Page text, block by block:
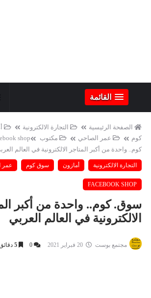
أسرة
مجتمع بوست
11 يوليو 2026
مصيدة الشاشات.. لما التكنولوجيا تسحب
عمرنا | الإدمان الالكتروني
القائمة
الصفحة الرئيسية التجارة الالكترونية
كوم
عمر الصاحي مكتوب shop
كوم.. واحدة من أكبر المتاجر الالكترونية في العالم
التجارة الالكترونية أمازون سوق كوم عمر
FACEBOOK SHOP
سوق. كوم.. واحدة من أكبر
الالكترونية في العالم العربي
مجتمع بوست 0
5